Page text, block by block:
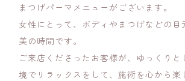
まつげパーマメニューがございます。
女性にとって、ボディやまつげなどの目
美の時間です。
ご来店くださったお客様が、ゆっくりと
境でリラックスをして、施術を心から楽